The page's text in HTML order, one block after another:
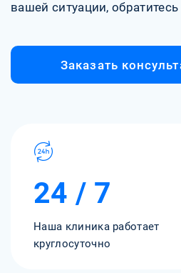
вашей ситуации,
Заказать
24 / 7
Наша клиника работает
круглосуточно